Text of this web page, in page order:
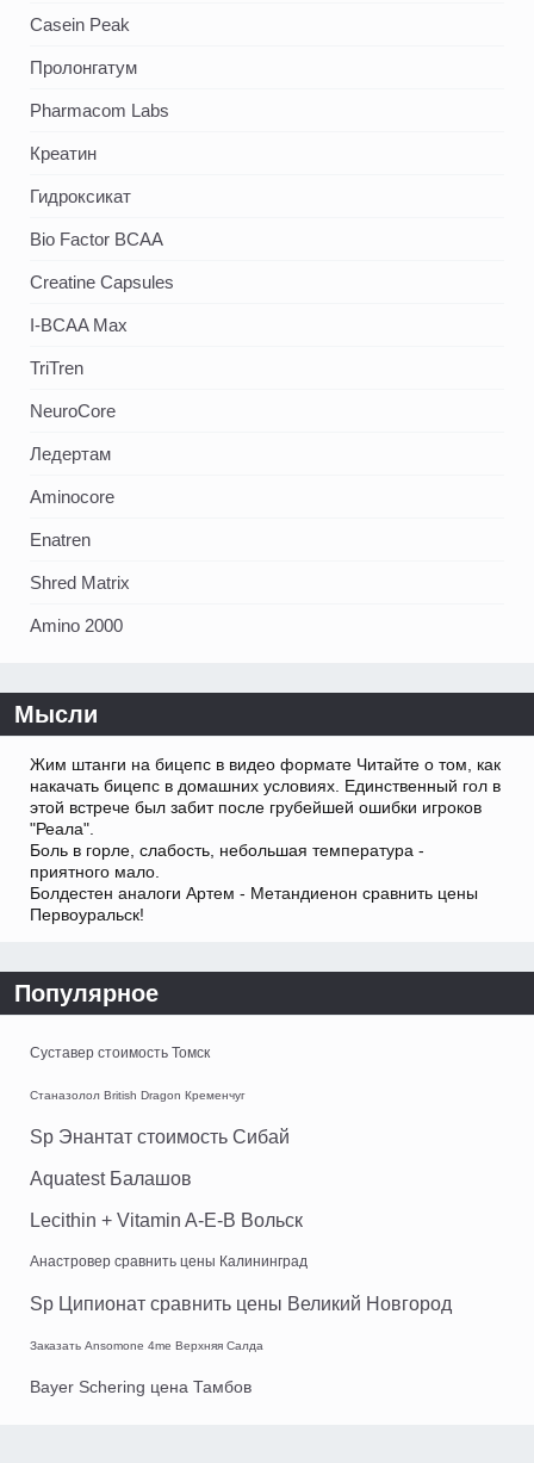
Casein Peak
Пролонгатум
Pharmacom Labs
Креатин
Гидроксикат
Bio Factor BCAA
Creatine Capsules
I-BCAA Max
TriTren
NeuroCore
Ледертам
Aminocore
Enatren
Shred Matrix
Amino 2000
Мысли
Жим штанги на бицепс в видео формате Читайте о том, как
накачать бицепс в домашних условиях. Единственный гол в
этой встрече был забит после грубейшей ошибки игроков
"Реала".
Боль в горле, слабость, небольшая температура -
приятного мало.
Болдестен аналоги Артем - Метандиенон сравнить цены
Первоуральск!
Популярное
Суставер стоимость Томск
Станазолол British Dragon Кременчуг
Sp Энантат стоимость Сибай
Aquatest Балашов
Lecithin + Vitamin A-E-B Вольск
Анастровер сравнить цены Калининград
Sp Ципионат сравнить цены Великий Новгород
Заказать Ansomone 4me Верхняя Салда
Bayer Schering цена Тамбов